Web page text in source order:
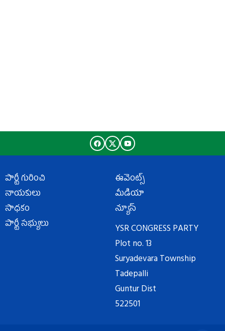
పార్టీ గురించి
నాయకులు
సాధకం
పార్టీ సభ్యులు
ఈవెంట్స్
మీడియా
న్యూస్
YSR CONGRESS PARTY
Plot no. 13
Suryadevara Township
Tadepalli
Guntur Dist
522501